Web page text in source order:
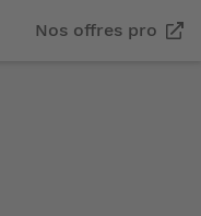
Nos offres pro